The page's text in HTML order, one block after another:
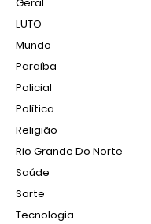
Geral
LUTO
Mundo
Paraíba
Policial
Política
Religião
Rio Grande Do Norte
Saúde
Sorte
Tecnologia